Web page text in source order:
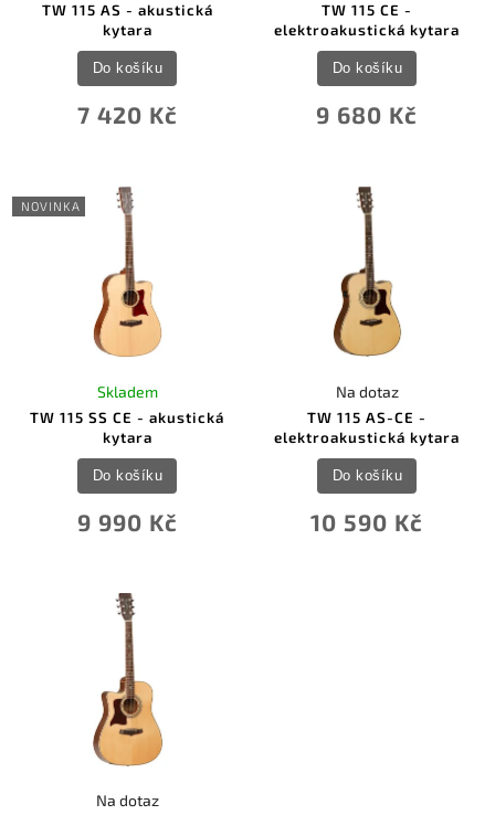
TW 115 AS - akustická
kytara
7 420 Kč
Do košíku
TW 115 CE -
elektroakustická kytara
9 680 Kč
Do košíku
NOVINKA
TW 115 SS CE - akustická
kytara
Skladem
9 990 Kč
Do košíku
TW 115 AS-CE -
elektroakustická kytara
Na dotaz
10 590 Kč
Do košíku
Na dotaz